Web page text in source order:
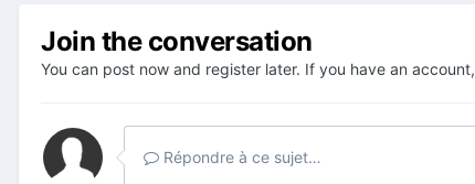
Join the conversation
You can post now and register later. If you have an account,
Répondre à ce sujet…